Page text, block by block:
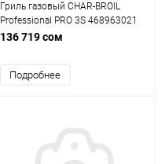
Гриль газовый CHAR-BROIL
Professional PRO 3S 468963021
136 719 сом
Подробнее